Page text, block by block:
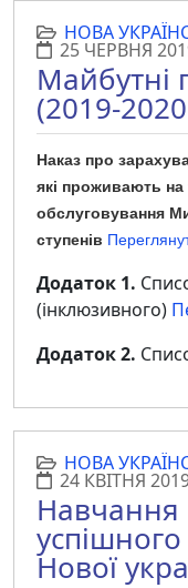
НОВА
25 ЧЕРВНЯ
Майбутні
(2019-
Наказ про
які проживають на
обслуговування
ступенів
Додаток 1.
(інклюзивного)
Додаток 2.
НОВА
24 КВІТНЯ
Навчання
Нової